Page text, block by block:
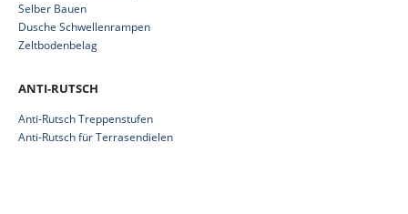
Selber Bauen
Dusche Schwellenrampen
Zeltbodenbelag
ANTI-RUTSCH
Anti-Rutsch Treppenstufen
Anti-Rutsch für Terrasendielen